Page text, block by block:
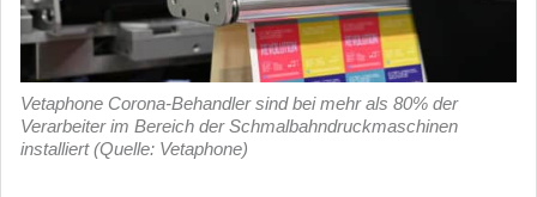
Vetaphone Corona-Behandler sind bei mehr als 80% der
Verarbeiter im Bereich der Schmalbahndruckmaschinen
installiert (Quelle: Vetaphone)